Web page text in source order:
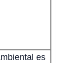
es